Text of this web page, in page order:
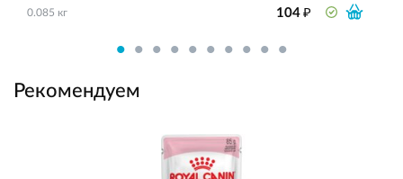
0.085 кг 104₽
Рекомендуем